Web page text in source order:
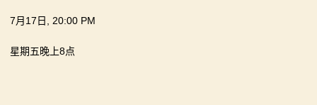
7月17日, 20:00 PM
星期五晚上8点